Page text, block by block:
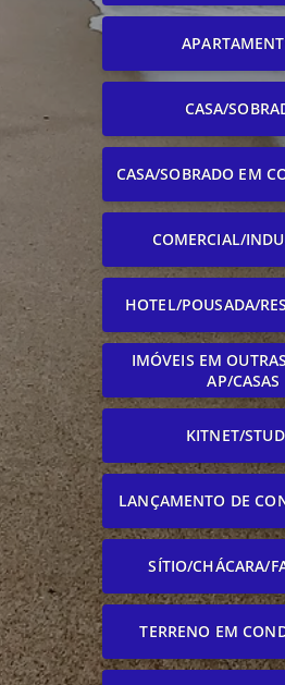
CASA/
CASA/SOBRADO EM
COMERCIAL/
HOTEL/POUSADA/
IMÓVEIS EM
AP/CASAS
KITNET/
LANÇAMENTO DE
SÍTIO/CHÁCARA/
TERRENO EM